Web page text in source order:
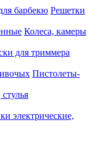
барбекю Решетки
Колеса, камеры
для триммера
Пистолеты-
электрические,